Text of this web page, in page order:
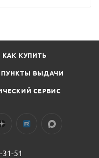
КАК КУПИТЬ
ПУНКТЫ ВЫДАЧИ
СЕРВИС
51